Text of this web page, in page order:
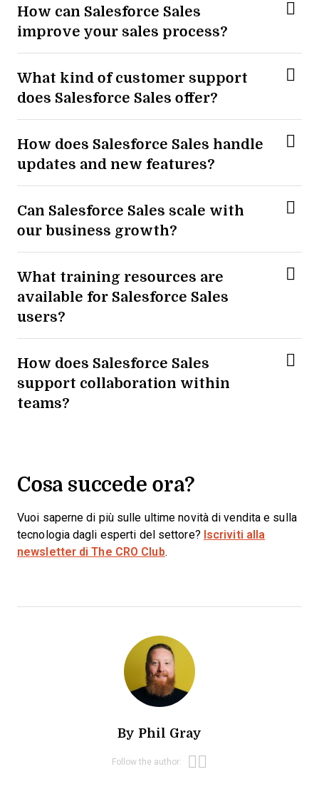
How can Salesforce Sales
improve your sales process?
What kind of customer support
does Salesforce Sales offer?
How does Salesforce Sales handle
updates and new features?
Can Salesforce Sales scale with
our business growth?
What training resources are
available for Salesforce Sales
users?
How does Salesforce Sales
support collaboration within
teams?
Cosa succede ora?
Vuoi saperne di più sulle ultime novità di vendita e sulla
tecnologia dagli esperti del settore? Iscriviti alla
newsletter di The CRO Club.
By Phil Gray
Follow the author: Opens new